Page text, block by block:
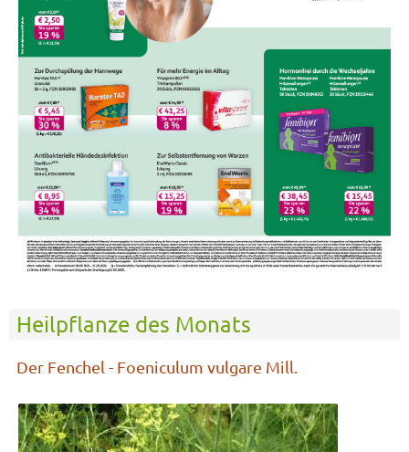
Heilpflanze des Monats
Der Fenchel - Foeniculum vulgare Mill.